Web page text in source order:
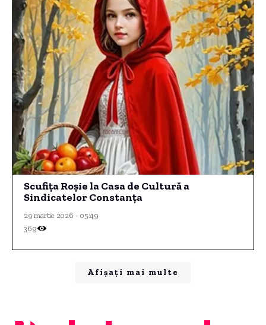
Scufiţa Roșie la Casa de Cultură a
Sindicatelor Constanţa
29 martie 2026 - 05:49
369
Afișați mai multe